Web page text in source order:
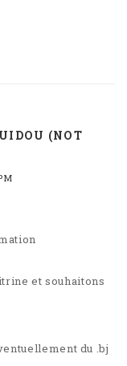
(NOT
et souhaitons
du .bj